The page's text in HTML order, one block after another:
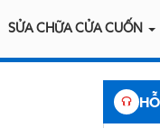
SỬA CHỮA CỬA CUỐN